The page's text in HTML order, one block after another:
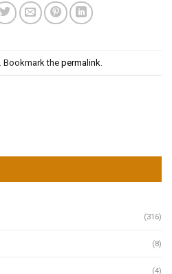
. Bookmark the permalink
(316)
(8)
(4)